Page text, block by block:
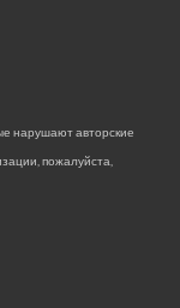
нарушают авторские
пожалуйста,